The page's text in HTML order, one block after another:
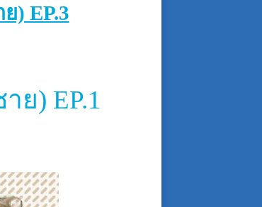
) EP.3
ย) EP.1